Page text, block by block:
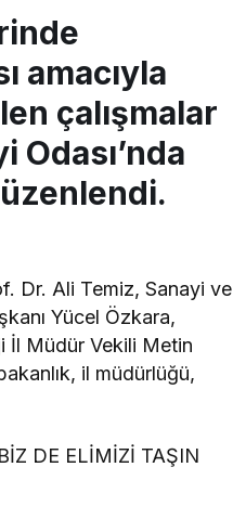
amacıyla
çalışmalar
Odası’nda
Dr. Ali Temiz, Sanayi ve
Yücel Özkara,
İl Müdür Vekili Metin
il müdürlüğü,
DE ELİMİZİ TAŞIN